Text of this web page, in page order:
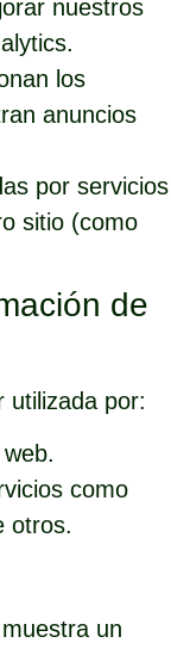
nuestros
los
anuncios
por servicios
sitio (como
de
utilizada por:
como
otros.
un